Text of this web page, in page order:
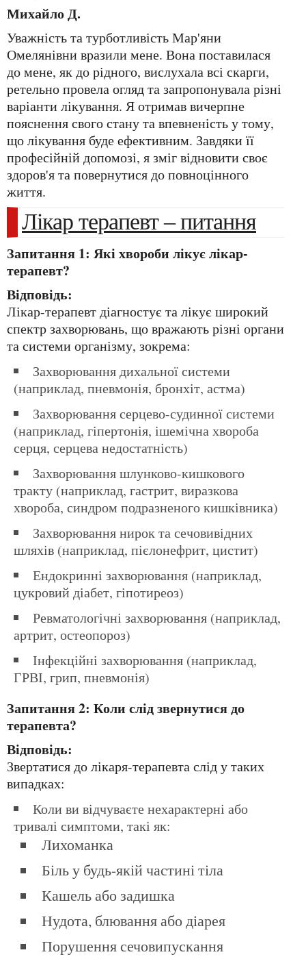
Михайло Д.
Уважність та турботливість Мар'яни
Омелянівни вразили мене. Вона поставилася
до мене, як до рідного, вислухала всі скарги,
ретельно провела огляд та запропонувала різні
варіанти лікування. Я отримав вичерпне
пояснення свого стану та впевненість у тому,
що лікування буде ефективним. Завдяки її
професійній допомозі, я зміг відновити своє
здоров'я та повернутися до повноцінного
життя.
Лікар терапевт – питання
Запитання 1: Які хвороби лікує лікар-
терапевт?
Відповідь:
Лікар-терапевт діагностує та лікує широкий
спектр захворювань, що вражають різні органи
та системи організму, зокрема:
Захворювання дихальної системи
(наприклад, пневмонія, бронхіт, астма)
Захворювання серцево-судинної системи
(наприклад, гіпертонія, ішемічна хвороба
серця, серцева недостатність)
Захворювання шлунково-кишкового
тракту (наприклад, гастрит, виразкова
хвороба, синдром подразненого кишківника)
Захворювання нирок та сечовивідних
шляхів (наприклад, пієлонефрит, цистит)
Ендокринні захворювання (наприклад,
цукровий діабет, гіпотиреоз)
Ревматологічні захворювання (наприклад,
артрит, остеопороз)
Інфекційні захворювання (наприклад,
ГРВІ, грип, пневмонія)
Запитання 2: Коли слід звернутися до
терапевта?
Відповідь:
Звертатися до лікаря-терапевта слід у таких
випадках:
Коли ви відчуваєте нехарактерні або
тривалі симптоми, такі як:
Лихоманка
Біль у будь-якій частині тіла
Кашель або задишка
Нудота, блювання або діарея
Порушення сечовипускання